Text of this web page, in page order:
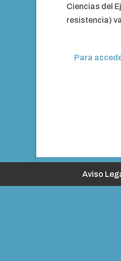
Ciencias del
resistencia)
Para
Aviso